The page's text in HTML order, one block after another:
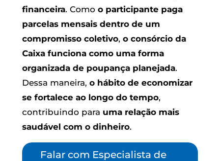
financeira. Como o participante paga
parcelas mensais dentro de um
compromisso coletivo, o consórcio da
Caixa funciona como uma forma
organizada de poupança planejada.
Dessa maneira, o hábito de economizar
se fortalece ao longo do tempo,
contribuindo para uma relação mais
saudável com o dinheiro.
Falar com Especialista de